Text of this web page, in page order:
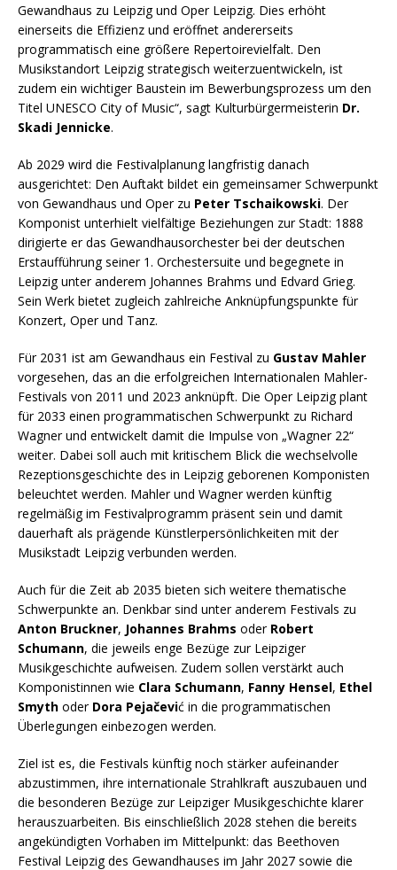
Gewandhaus zu Leipzig und Oper Leipzig. Dies erhöht
einerseits die Effizienz und eröffnet andererseits
programmatisch eine größere Repertoirevielfalt. Den
Musikstandort Leipzig strategisch weiterzuentwickeln, ist
zudem ein wichtiger Baustein im Bewerbungsprozess um den
Titel UNESCO City of Music“, sagt Kulturbürgermeisterin Dr.
Skadi Jennicke.
Ab 2029 wird die Festivalplanung langfristig danach
ausgerichtet: Den Auftakt bildet ein gemeinsamer Schwerpunkt
von Gewandhaus und Oper zu Peter Tschaikowski. Der
Komponist unterhielt vielfältige Beziehungen zur Stadt: 1888
dirigierte er das Gewandhausorchester bei der deutschen
Erstaufführung seiner 1. Orchestersuite und begegnete in
Leipzig unter anderem Johannes Brahms und Edvard Grieg.
Sein Werk bietet zugleich zahlreiche Anknüpfungspunkte für
Konzert, Oper und Tanz.
Für 2031 ist am Gewandhaus ein Festival zu Gustav Mahler
vorgesehen, das an die erfolgreichen Internationalen Mahler-
Festivals von 2011 und 2023 anknüpft. Die Oper Leipzig plant
für 2033 einen programmatischen Schwerpunkt zu Richard
Wagner und entwickelt damit die Impulse von „Wagner 22“
weiter. Dabei soll auch mit kritischem Blick die wechselvolle
Rezeptionsgeschichte des in Leipzig geborenen Komponisten
beleuchtet werden. Mahler und Wagner werden künftig
regelmäßig im Festivalprogramm präsent sein und damit
dauerhaft als prägende Künstlerpersönlichkeiten mit der
Musikstadt Leipzig verbunden werden.
Auch für die Zeit ab 2035 bieten sich weitere thematische
Schwerpunkte an. Denkbar sind unter anderem Festivals zu
Anton Bruckner, Johannes Brahms oder Robert
Schumann, die jeweils enge Bezüge zur Leipziger
Musikgeschichte aufweisen. Zudem sollen verstärkt auch
Komponistinnen wie Clara Schumann, Fanny Hensel, Ethel
Smyth oder Dora Pejačević in die programmatischen
Überlegungen einbezogen werden.
Ziel ist es, die Festivals künftig noch stärker aufeinander
abzustimmen, ihre internationale Strahlkraft auszubauen und
die besonderen Bezüge zur Leipziger Musikgeschichte klarer
herauszuarbeiten. Bis einschließlich 2028 stehen die bereits
angekündigten Vorhaben im Mittelpunkt: das Beethoven
Festival Leipzig des Gewandhauses im Jahr 2027 sowie die